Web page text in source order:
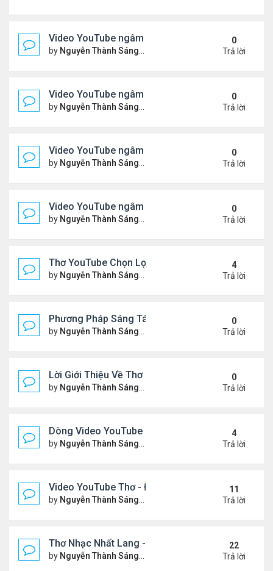
Video YouTube ngâm bài Thơ Nhạc: Ngậm Ngùi
by Nguyễn Thành Sáng Thứ 7 Tháng 3 14, 2026 7:14
0
Trả lời
Video YouTube ngâm bài Thơ Nhạc: Tiếng Tơ
by Nguyễn Thành Sáng Thứ 3 Tháng 3 10, 2026 7:27
0
Trả lời
Video YouTube ngâm bài Thơ Nhạc: Xin Hãy Cho
by Nguyễn Thành Sáng Thứ 7 Tháng 3 07, 2026 6:39
0
Trả lời
Video YouTube ngâm bài Thơ Nhạc: Chiếc Bóng
by Nguyễn Thành Sáng Thứ 4 Tháng 3 04, 2026 6:38
0
Trả lời
Thơ YouTube Chọn Lọc - Nhất Lang (1)
by Nguyễn Thành Sáng Thứ 3 Tháng 2 17, 2026 7:33
4
Trả lời
Phương Pháp Sáng Tác Thơ Nhạc Lục Bát Của
by Nguyễn Thành Sáng Thứ 7 Tháng 2 07, 2026 7:00
0
Trả lời
Lời Giới Thiệu Về Thơ Nhạc Nhất Lang
by Nguyễn Thành Sáng Thứ 6 Tháng 2 06, 2026 6:08
0
Trả lời
Dòng Video YouTube ngâm thơ phiên bản mới,
by Nguyễn Thành Sáng Thứ 7 Tháng 1 24, 2026 8:26
4
Trả lời
Video YouTube Thơ - Đọc Thơ & Ngâm Nga Thơ
by Nguyễn Thành Sáng Thứ 2 Tháng 11 17, 2025
11
Trả lời
Thơ Nhạc Nhất Lang - Cảm Xúc - Đọc & Ngâm
by Nguyễn Thành Sáng Thứ 7 Tháng 10 04, 2025 2:39
22
Trả lời